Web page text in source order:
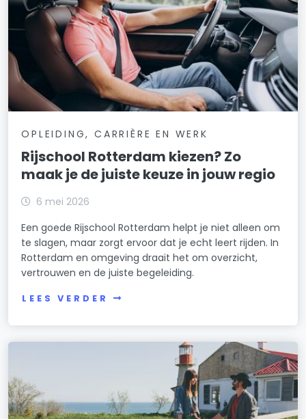
OPLEIDING, CARRIÈRE EN WERK
Rijschool Rotterdam kiezen? Zo
maak je de juiste keuze in jouw regio
6 mei 2026
Een goede Rijschool Rotterdam helpt je niet alleen om
te slagen, maar zorgt ervoor dat je echt leert rijden. In
Rotterdam en omgeving draait het om overzicht,
vertrouwen en de juiste begeleiding.
LEES VERDER